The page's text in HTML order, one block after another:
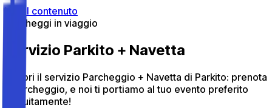
Vai al contenuto
Parcheggi in viaggio
Servizio Parkito + Navetta
Scopri il servizio Parcheggio + Navetta di Parkito: prenota
il parcheggio, e noi ti portiamo al tuo evento preferito
gratuitamente!